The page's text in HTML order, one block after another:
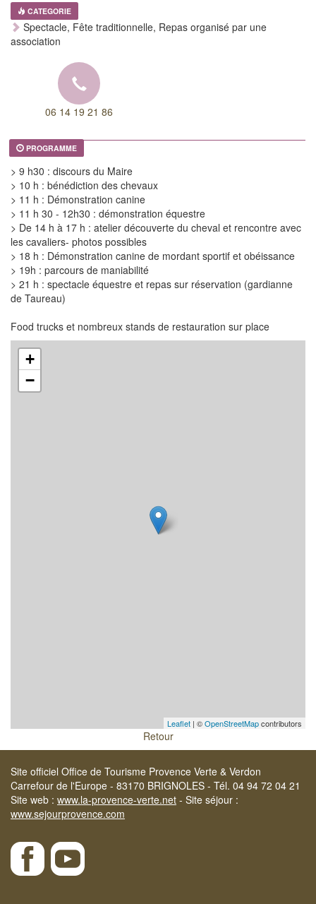
CATEGORIE
Spectacle, Fête traditionnelle, Repas organisé par une
association
06 14 19 21 86
PROGRAMME
> 9 h30 : discours du Maire
> 10 h : bénédiction des chevaux
> 11 h : Démonstration canine
> 11 h 30 - 12h30 : démonstration équestre
> De 14 h à 17 h : atelier découverte du cheval et rencontre avec
les cavaliers- photos possibles
> 18 h : Démonstration canine de mordant sportif et obéissance
> 19h : parcours de maniabilité
> 21 h : spectacle équestre et repas sur réservation (gardianne
de Taureau)
Food trucks et nombreux stands de restauration sur place
+
−
Leaflet | ©OpenStreetMapcontributors
Retour
Site officiel Office de Tourisme Provence Verte & Verdon
Carrefour de l'Europe - 83170 BRIGNOLES - Tél. 04 94 72 04 21
Site web : www.la-provence-verte.net - Site séjour :
www.sejourprovence.com